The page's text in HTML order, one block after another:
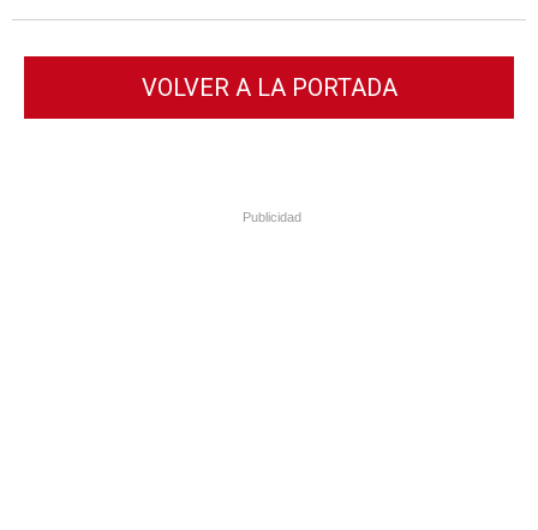
VOLVER A LA PORTADA
Publicidad